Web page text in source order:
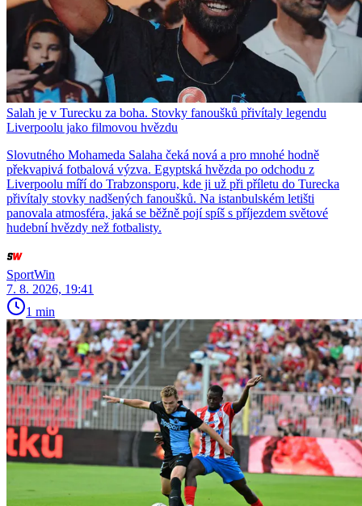
Salah je v Turecku za boha. Stovky fanoušků přivítaly legendu
Liverpoolu jako filmovou hvězdu
Slovutného Mohameda Salaha čeká nová a pro mnohé hodně
překvapivá fotbalová výzva. Egyptská hvězda po odchodu z
Liverpoolu míří do Trabzonsporu, kde ji už při příletu do Turecka
přivítaly stovky nadšených fanoušků. Na istanbulském letišti
panovala atmosféra, jaká se běžně pojí spíš s příjezdem světové
hudební hvězdy než fotbalisty.
SportWin
7. 8. 2026, 19:41
1 min